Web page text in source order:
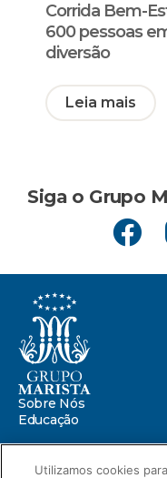
Corrida Bem-
600 pessoas
diversão
Leia mais
Siga o Grupo
Sobre Nós
Educação
Utilizamos cookies